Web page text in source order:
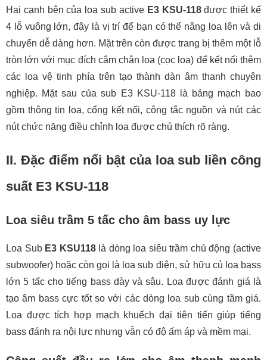
Hai cạnh bên của loa sub active E3 KSU-118được thiết kế
4 lỗ vuông lớn, đây là vị trí để bạn có thể nâng loa lên và di
chuyển dễ dàng hơn. Mặt trên còn được trang bị thêm một lỗ
tròn lớn với mục đích cắm chân loa (cọc loa) để kết nối thêm
các loa vệ tinh phía trên tạo thành dàn âm thanh chuyên
nghiệp. Mặt sau của sub E3 KSU-118 là bảng mạch bao
gồm thông tin loa, cổng kết nối, công tắc nguồn và nút các
nút chức năng điều chỉnh loa được chú thích rõ ràng.
II. Đặc điểm nổi bật của loa sub liền công
suất E3 KSU-118
Loa siêu trầm 5 tấc cho âm bass uy lực
Loa Sub E3 KSU118là dòng loa siêu trầm chủ động (active
subwoofer) hoặc còn gọi là loa sub điện, sử hữu củ loa bass
lớn 5 tấc cho tiếng bass dày và sâu. Loa được đánh giá là
tạo âm bass cực tốt so với các dòng loa sub cùng tầm giá.
Loa được tích hợp mạch khuếch đại tiên tiến giúp tiếng
bass đánh ra nội lực nhưng vẫn có độ ấm áp và mềm mại.